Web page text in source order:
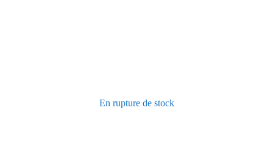
En rupture de stock